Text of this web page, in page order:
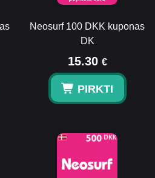
Neosurf 100 DKK kuponas
DK
15.30 €
PIRKTI